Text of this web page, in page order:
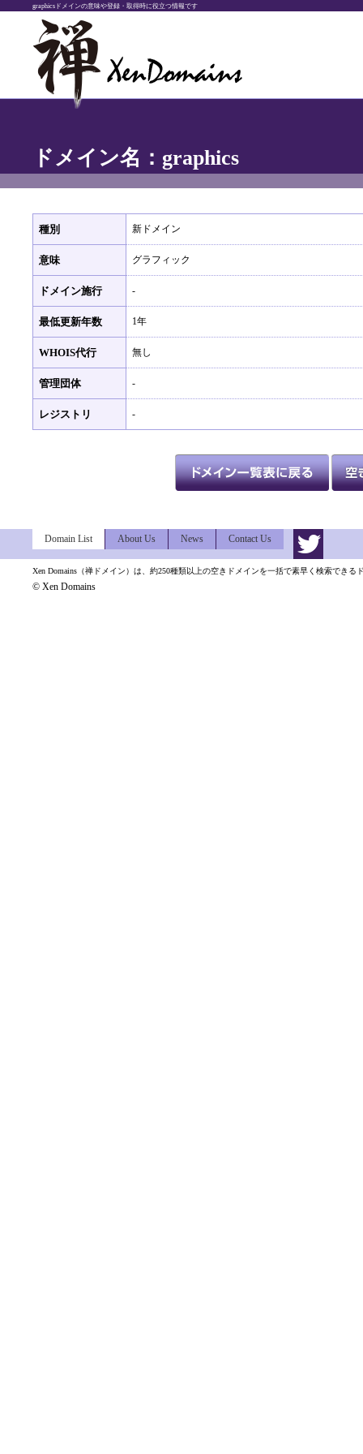
graphicsドメインの意味や登録・取得時に役立つ情報です
ドメイン名：graphics
種別 新ドメイン
意味 グラフィック
ドメイン施行 -
最低更新年数 1年
WHOIS代行 無し
管理団体 -
レジストリ -
Domain List About Us News Contact Us
Xen Domains（禅ドメイン）は、約250種類以上の空きドメインを一括で素早く検索できる
© Xen Domains